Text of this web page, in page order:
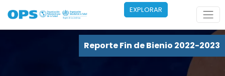
EXPLORAR
Reporte Fin de Bienio 2022-2023